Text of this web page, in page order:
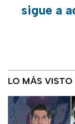
sigue a
LO MÁS VISTO